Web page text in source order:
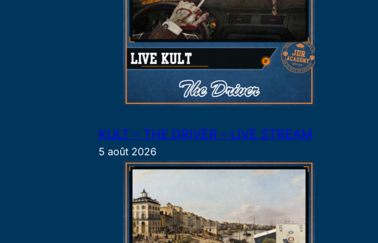
KULT – THE DRIVER – LIVE STREAM
5 août 2026